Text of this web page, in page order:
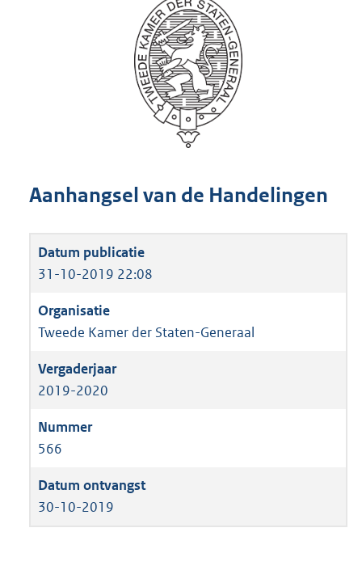
Aanhangsel van de Handelingen
31-10-2019 22:08
Tweede Kamer der Staten-Generaal
2019-2020
566
30-10-2019